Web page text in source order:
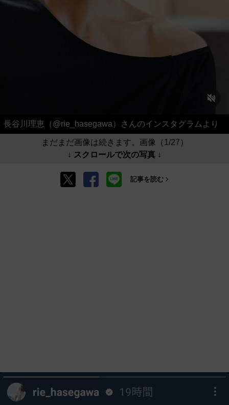
長谷川理恵（@rie_hasegawa）さんのインスタグラムより
まだまだ画像は続きます。画像（1/27）
↓ スクロールで次の写真 ↓
記事を読む